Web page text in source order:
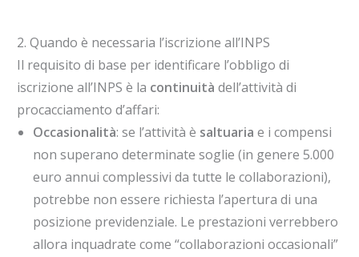
2. Quando è necessaria l’iscrizione all’INPS
Il requisito di base per identificare l’obbligo di
iscrizione all’INPS è la continuità dell’attività di
procacciamento d’affari:
Occasionalità: se l’attività è saltuaria e i compensi
non superano determinate soglie (in genere 5.000
euro annui complessivi da tutte le collaborazioni),
potrebbe non essere richiesta l’apertura di una
posizione previdenziale. Le prestazioni verrebbero
allora inquadrate come “collaborazioni occasionali”